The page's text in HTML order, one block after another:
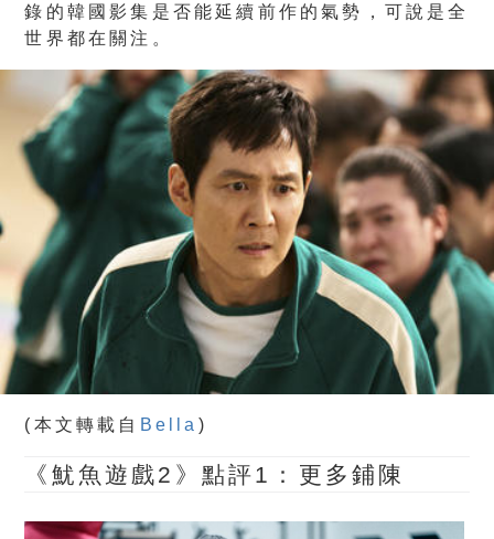
錄的韓國影集是否能延續前作的氣勢，可說是全
世界都在關注。
(本文轉載自 Bella )
《魷魚遊戲2》點評1：更多鋪陳